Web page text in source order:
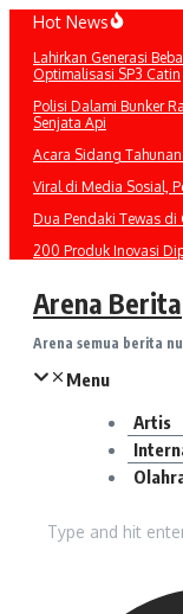
Lewati
konten
Hot News
Lahirkan Generasi
Optimalisasi SP3 Catin
Polisi Dalami Bunker
Senjata Api
Acara Sidang
Viral di Media Sosial,
Dua Pendaki Tewas di
200 Produk Inovasi
Arena Berita
Arena semua berita
Menu
Artis
untuk: